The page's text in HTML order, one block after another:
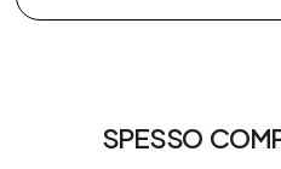
SPESSO